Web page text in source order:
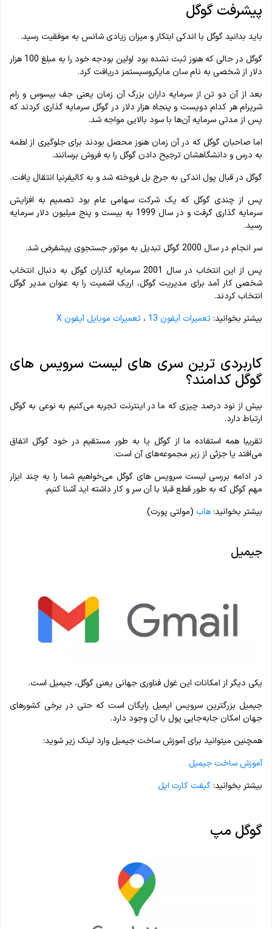
پیشرفت گوگل
باید بدانید گوگل با اندکی ابتکار و میزان زیادی شانس به موفقیت رسید.
گوگل در حالی که هنوز ثبت نشده بود اولین بودجه خود را به مبلغ 100 هزار
دلار از شخصی به نام سان مایکروسیستمز دریافت کرد.
بعد از آن دو تن از سرمایه داران بزرگ آن زمان یعنی جف بیسوس و رام
شریرام هر کدام دویست و پنجاه هزار دلار در گوگل سرمایه گذاری کردند که
پس از مدتی سرمایه آن‌ها با سود بالایی مواجه شد.
اما صاحبان گوگل که در آن زمان هنوز محصل بودند برای جلوگیری از لطمه
به درس و دانشگاهشان ترجیح دادن گوگل را به فروش برسانند.
گوگل در قبال پول اندکی به جرج بل فروخته شد و به کالیفرنیا انتقال یافت.
پس از چندی گوگل که یک شرکت سهامی عام بود تصمیم به افزایش
سرمایه گذاری گرفت و در سال 1999 به بیست و پنج میلیون دلار سرمایه
رسید.
سر انجام در سال 2000 گوگل تبدیل به موتور جستجوی پیشفرض شد.
پس از این انتخاب در سال 2001 سرمایه گذاران گوگل به دنبال انتخاب
شخصی کار آمد برای مدیریت گوگل، اریک اشمیت را به عنوان مدیر گوگل
انتخاب کردند.
بیشتر بخوانید:تعمیرات آیفون 13 ، تعمیرات موبایل آیفون X
کاربردی ترین سری های لیست سرویس های
گوگل کدامند؟
بیش از نود درصد چیزی که ما در اینترنت تجربه می‌کنیم به نوعی به گوگل
ارتباط دارد.
تقریبا همه استفاده ما از گوگل یا به طور مستقیم در خود گوگل اتفاق
می‌افتد یا جزئی از زیر مجموعه‌های آن است.
در ادامه بررسی لیست سرویس های گوگل می‌خواهیم شما را به چند ابزار
مهم گوگل که به طور قطع قبلا با آن سر و کار داشته اید آشنا کنیم.
بیشتر بخوانید:هاب (مولتی پورت)
جیمیل
یکی دیگر از امکانات این غول فناوری جهانی یعنی گوگل، جیمیل است.
جیمیل بزرگترین سرویس ایمیل رایگان است که حتی در برخی کشور‌های
جهان امکان جابه‌جایی پول با آن وجود دارد.
همچنین میتوانید برای آموزش ساخت جیمیل وارد لینک زیر شوید:
آموزش ساخت جیمیل
بیشتر بخوانید:گیفت کارت اپل
گوگل مپ